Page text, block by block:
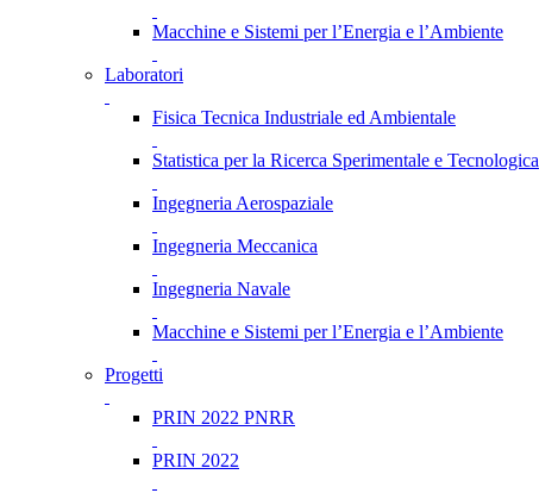
Macchine e Sistemi per l’Energia e l’Ambiente
Laboratori
Fisica Tecnica Industriale ed Ambientale
Statistica per la Ricerca Sperimentale e Tecnologica
Ingegneria Aerospaziale
Ingegneria Meccanica
Ingegneria Navale
Macchine e Sistemi per l’Energia e l’Ambiente
Progetti
PRIN 2022 PNRR
PRIN 2022